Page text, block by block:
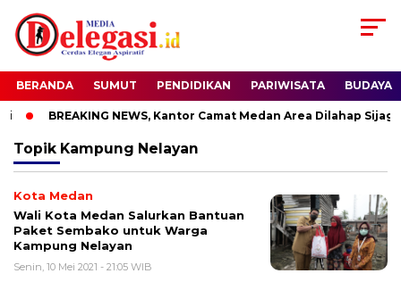
BERANDA SUMUT PENDIDIKAN PARIWISATA BUDAYA
BREAKING NEWS, Kantor Camat Medan Area Dilahap Sijago
Topik Kampung Nelayan
Kota Medan
Wali Kota Medan Salurkan Bantuan
Paket Sembako untuk Warga
Kampung Nelayan
Senin, 10 Mei 2021 - 21:05 WIB